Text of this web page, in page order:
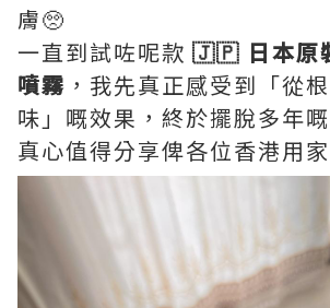
膚🥺
一直到試咗呢款 🇯🇵 日本原
噴霧 ，我先真正感受到「從
味」嘅效果，終於擺脫多年
真心值得分享俾各位香港用家